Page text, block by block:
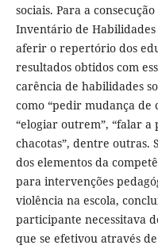
sociais. Para a
Inventário de
aferir o repertório dos
resultados obtidos com
carência de habilidades
como “pedir mudança de
“elogiar outrem”, “falar a
chacotas”, dentre outras.
dos elementos da
para intervenções
violência na escola,
participante necessitava
que se efetivou através